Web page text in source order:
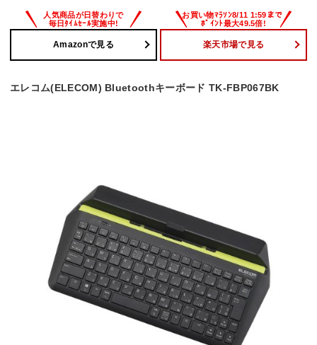
Amazonで見る 楽天市場で見る
エレコム(ELECOM) Bluetoothキーボード TK-FBP067BK